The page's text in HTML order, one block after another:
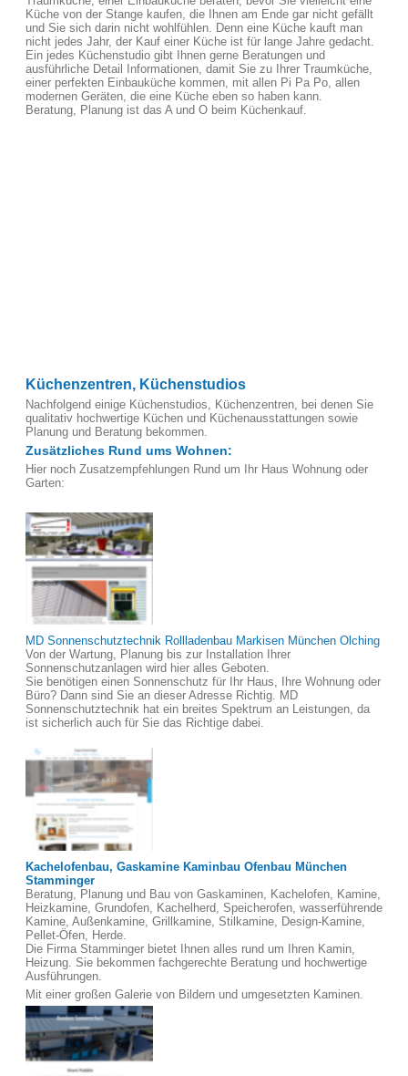
Küche von der Stange kaufen, die Ihnen am Ende gar nicht gefällt
und Sie sich darin nicht wohlfühlen. Denn eine Küche kauft man
nicht jedes Jahr, der Kauf einer Küche ist für lange Jahre gedacht.
Ein jedes Küchenstudio gibt Ihnen gerne Beratungen und
ausführliche Detail Informationen, damit Sie zu Ihrer Traumküche,
einer perfekten Einbauküche kommen, mit allen Pi Pa Po, allen
modernen Geräten, die eine Küche eben so haben kann.
Beratung, Planung ist das A und O beim Küchenkauf.
Küchenzentren, Küchenstudios
Nachfolgend einige Küchenstudios, Küchenzentren, bei denen Sie
qualitativ hochwertige Küchen und Küchenausstattungen sowie
Planung und Beratung bekommen.
Zusätzliches Rund ums Wohnen:
Hier noch Zusatzempfehlungen Rund um Ihr Haus Wohnung oder
Garten:
MD Sonnenschutztechnik Rollladenbau Markisen München Olching
Von der Wartung, Planung bis zur Installation Ihrer
Sonnenschutzanlagen wird hier alles Geboten.
Sie benötigen einen Sonnenschutz für Ihr Haus, Ihre Wohnung oder
Büro? Dann sind Sie an dieser Adresse Richtig. MD
Sonnenschutztechnik hat ein breites Spektrum an Leistungen, da
ist sicherlich auch für Sie das Richtige dabei.
Kachelofenbau, Gaskamine Kaminbau Ofenbau München
Stamminger
Beratung, Planung und Bau von Gaskaminen, Kachelofen, Kamine,
Heizkamine, Grundofen, Kachelherd, Speicherofen, wasserführende
Kamine, Außenkamine, Grillkamine, Stilkamine, Design-Kamine,
Pellet-Öfen, Herde.
Die Firma Stamminger bietet Ihnen alles rund um Ihren Kamin,
Heizung. Sie bekommen fachgerechte Beratung und hochwertige
Ausführungen.
Mit einer großen Galerie von Bildern und umgesetzten Kaminen.